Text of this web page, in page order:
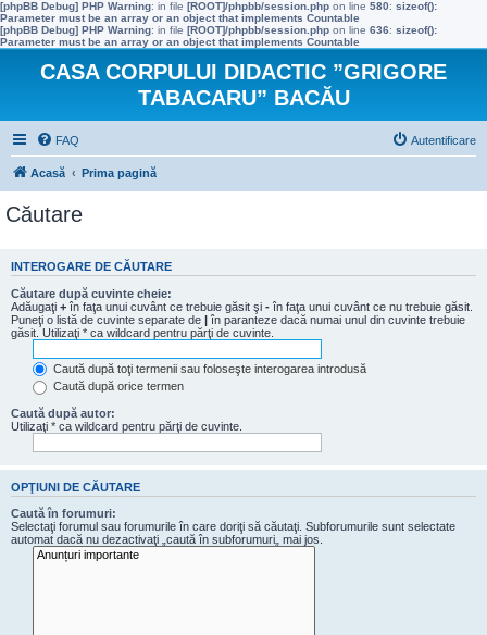
[phpBB Debug] PHP Warning: in file [ROOT]/phpbb/session.php on line 580: sizeof():
Parameter must be an array or an object that implements Countable
[phpBB Debug] PHP Warning: in file [ROOT]/phpbb/session.php on line 636: sizeof():
Parameter must be an array or an object that implements Countable
CASA CORPULUI DIDACTIC ”GRIGORE
TABACARU” BACĂU
FAQ Autentificare
Acasă Prima pagină
Căutare
INTEROGARE DE CĂUTARE
Căutare după cuvinte cheie:
Adăugaţi + în faţa unui cuvânt ce trebuie găsit şi - în faţa unui cuvânt ce nu trebuie găsit.
Puneţi o listă de cuvinte separate de | în paranteze dacă numai unul din cuvinte trebuie
găsit. Utilizaţi * ca wildcard pentru părţi de cuvinte.
Caută după toţi termenii sau foloseşte interogarea introdusă
Caută după orice termen
Caută după autor:
Utilizaţi * ca wildcard pentru părţi de cuvinte.
OPŢIUNI DE CĂUTARE
Caută în forumuri:
Selectaţi forumul sau forumurile în care doriţi să căutaţi. Subforumurile sunt selectate
automat dacă nu dezactivaţi „caută în subforumuri„ mai jos.